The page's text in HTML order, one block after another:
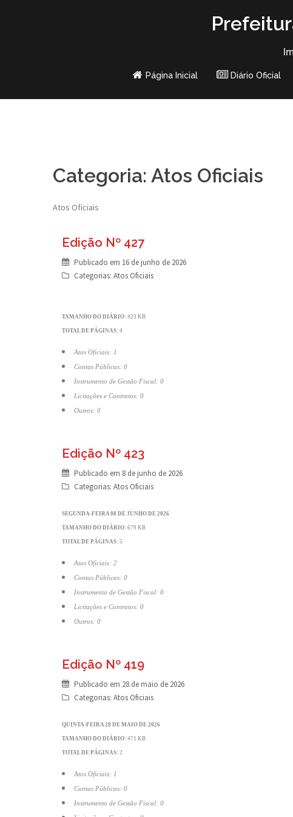
Página Inicial Diário Oficial
Categoria: Atos Oficiais
Atos Oficiais
Edição Nº 427
Publicado em 16 de junho de 2026
Categorias: Atos Oficiais
TAMANHO DO DIÁRIO: 423 KB
TOTAL DE PÁGINAS: 4
Atos Oficiais: 1
Contas Públicas: 0
Instrumento de Gestão Fiscal: 0
Licitações e Contratos: 0
Outros: 0
Edição Nº 423
Publicado em 8 de junho de 2026
Categorias: Atos Oficiais
SEGUNDA-FEIRA 08 DE JUNHO DE 2026
TAMANHO DO DIÁRIO: 679 KB
TOTAL DE PÁGINAS: 5
Atos Oficiais: 2
Contas Públicas: 0
Instrumento de Gestão Fiscal: 0
Licitações e Contratos: 0
Outros: 0
Edição Nº 419
Publicado em 28 de maio de 2026
Categorias: Atos Oficiais
QUINTA-FEIRA 28 DE MAIO DE 2026
TAMANHO DO DIÁRIO: 471 KB
TOTAL DE PÁGINAS: 2
Atos Oficiais: 1
Contas Públicas: 0
Instrumento de Gestão Fiscal: 0